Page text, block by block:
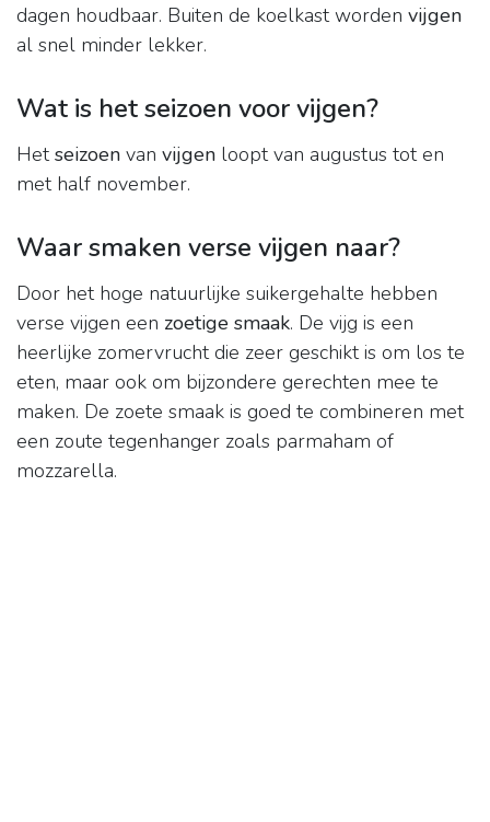
dagen houdbaar. Buiten de koelkast worden vijgen
al snel minder lekker.
Wat is het seizoen voor vijgen?
Hetseizoen van vijgen loopt van augustus tot en
met half november.
Waar smaken verse vijgen naar?
Door het hoge natuurlijke suikergehalte hebben
verse vijgen een zoetige smaak. De vijg is een
heerlijke zomervrucht die zeer geschikt is om los te
eten, maar ook om bijzondere gerechten mee te
maken. De zoete smaak is goed te combineren met
een zoute tegenhanger zoals parmaham of
mozzarella.